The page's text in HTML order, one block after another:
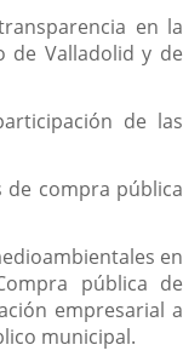
en la
de Valladolid y de
de las
de compra pública
en
pública de
empresarial a
municipal.